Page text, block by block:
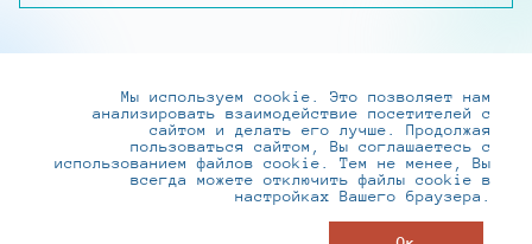
+7 (495) 737-6192, 8-800-250-0-260
practice@infotecs.ru,hr@infotecs.ru
127273, г. Москва, Отрадная ул., 2Б строение 1
Мы используем cookie. Это позволяет нам
анализировать взаимодействие посетителей с
сайтом и делать его лучше. Продолжая
пользоваться сайтом, Вы соглашаетесь с
использованием файлов cookie. Тем не менее, Вы
всегда можете отключить файлы cookie в
настройках Вашего браузера.